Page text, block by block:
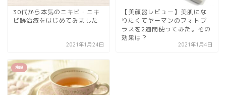
30代から本気のニキビ・ニキ
ビ跡治療をはじめてみました
2021年1月24日
【美顔器レビュー】美肌にな
りたくてヤーマンのフォトプ
ラスを2週間使ってみた。その
効果は？
2021年1月4日
余暇